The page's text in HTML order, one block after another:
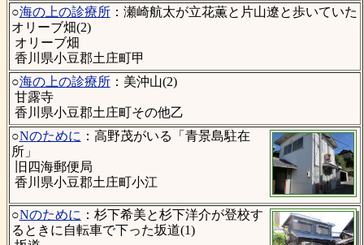
○海の上の診療所：瀬崎航太が立花薫と片山遼と歩いていた
オリーブ畑(2)
オリーブ畑
香川県小豆郡土庄町甲
○海の上の診療所：美沖山(2)
甘露寺
香川県小豆郡土庄町その他乙
○Nのために ：高野茂がいる「青景島駐在
所」
旧四海郵便局
香川県小豆郡土庄町小江
○Nのために ：杉下希美と杉下洋介が登校す
るときに自転車で下った坂道(1)